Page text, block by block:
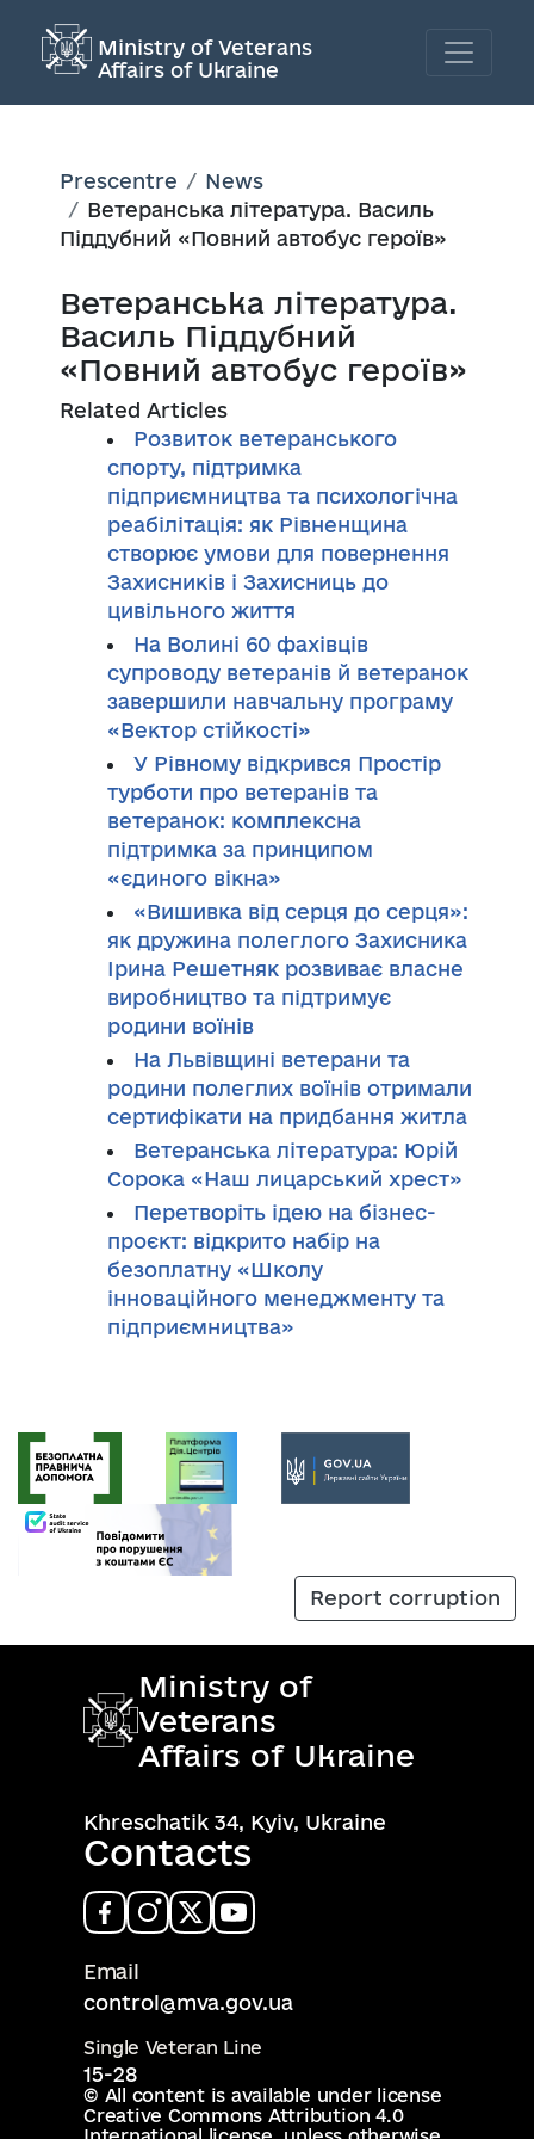
Ministry of Veterans
Affairs of Ukraine
Prescentre
News
Ветеранська література. Василь
Піддубний «Повний автобус героїв»
Ветеранська література.
Василь Піддубний
«Повний автобус героїв»
Related Articles
Розвиток ветеранського
спорту, підтримка
підприємництва та психологічна
реабілітація: як Рівненщина
створює умови для повернення
Захисників і Захисниць до
цивільного життя
На Волині 60 фахівців
супроводу ветеранів й ветеранок
завершили навчальну програму
«Вектор стійкості»
У Рівному відкрився Простір
турботи про ветеранів та
ветеранок: комплексна
підтримка за принципом
«єдиного вікна»
«Вишивка від серця до серця»:
як дружина полеглого Захисника
Ірина Решетняк розвиває власне
виробництво та підтримує
родини воїнів
На Львівщині ветерани та
родини полеглих воїнів отримали
сертифікати на придбання житла
Ветеранська література: Юрій
Сорока «Наш лицарський хрест»
Перетворіть ідею на бізнес-
проєкт: відкрито набір на
безоплатну «Школу
інноваційного менеджменту та
підприємництва»
Report corruption
Ministry of
Veterans
Affairs of Ukraine
Khreschatik 34, Kyiv, Ukraine
Contacts
Email
control@mva.gov.ua
Single Veteran Line
15-28
© All content is available under license
Creative Commons Attribution 4.0